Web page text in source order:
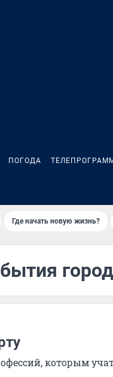
ПОГОДА
Где начать новую жизнь?
которым